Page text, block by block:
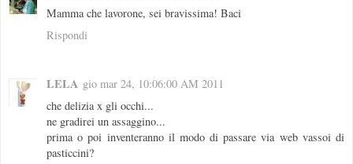
Mamma che lavorone, sei bravissima! Baci
Rispondi
LELA gio mar 24, 10:06:00 AM 2011
che delizia x gli occhi...
ne gradirei un assaggino...
prima o poi inventeranno il modo di passare via web vassoi di
pasticcini?